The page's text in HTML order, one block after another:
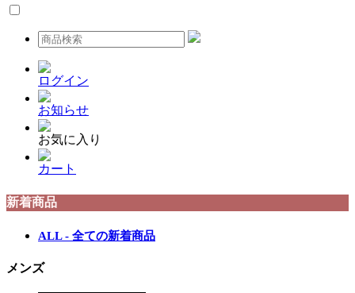
ログイン
お知らせ
お気に入り
カート
新着商品
ALL - 全ての新着商品
メンズ